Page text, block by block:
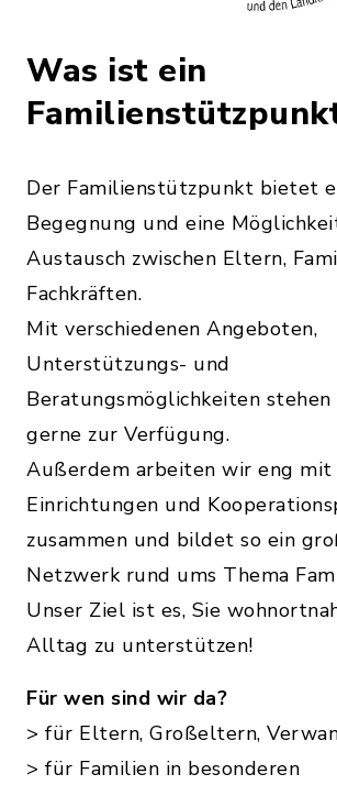
Was ist ein
Der Familienstützpunkt bietet
Begegnung und eine
Austausch zwischen Eltern,
Fachkräften.
Mit verschiedenen Angeboten,
Unterstützungs- und
Beratungsmöglichkeiten
gerne zur Verfügung.
Außerdem arbeiten wir eng mit
Einrichtungen und
zusammen und bildet so ein
Netzwerk rund ums Thema
Unser Ziel ist es, Sie
Alltag zu unterstützen!
Für wen sind wir da?
> für Eltern, Großeltern,
> für Familien in besonderen